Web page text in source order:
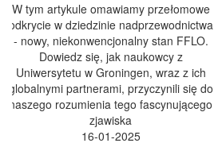
W tym artykule omawiamy przełomowe
odkrycie w dziedzinie nadprzewodnictwa
- nowy, niekonwencjonalny stan FFLO.
Dowiedz się, jak naukowcy z
Uniwersytetu w Groningen, wraz z ich
globalnymi partnerami, przyczynili się do
naszego rozumienia tego fascynującego
zjawiska
16-01-2025